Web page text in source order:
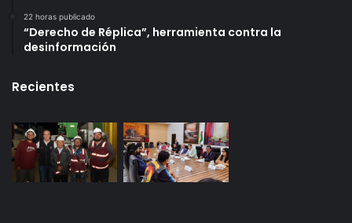
22 horas publicado
“Derecho de Réplica”, herramienta contra la
desinformación
Recientes